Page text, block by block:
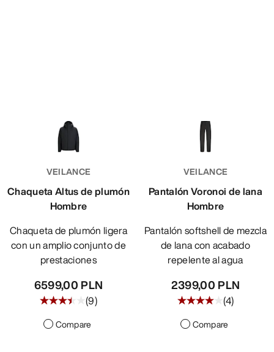
VEILANCE
Chaqueta Altus de plumón
Hombre
Chaqueta de plumón ligera
con un amplio conjunto de
prestaciones
6599,00 PLN
(9)
Compare
VEILANCE
Pantalón Voronoi de lana
Hombre
Pantalón softshell de mezcla
de lana con acabado
repelente al agua
2399,00 PLN
(4)
Compare